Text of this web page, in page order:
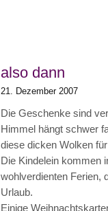
also dann
21. Dezember 2007
Die Geschenke sind
Himmel hängt schwer
diese dicken Wolken
Die Kindelein kommen
wohlverdienten Ferien,
Urlaub.
Einige